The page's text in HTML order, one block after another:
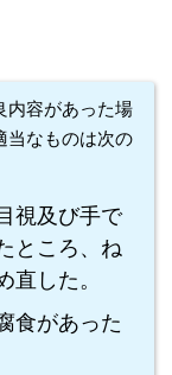
内容があった場
当なものは次の
視及び手で
ところ、ね
直した。
食があった